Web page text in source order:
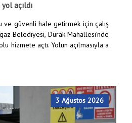
açıldı
ve güvenli hale getirmek için çalış
Belediyesi, Durak Mahallesi’nde
hizmete açtı. Yolun açılmasıyla a
3 Ağustos 2026